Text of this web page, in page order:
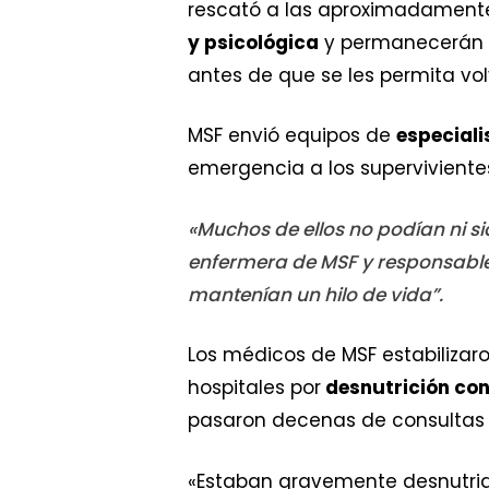
rescató a las
y psicológica y permanecerán
antes de que se les permita
MSF envió equipos de
emergencia a los
«Muchos de ellos no podían ni
enfermera de MSF y
mantenían un hilo de vida”.
Los médicos de MSF
hospitales por desnutrición
pasaron decenas de
«Estaban gravemente